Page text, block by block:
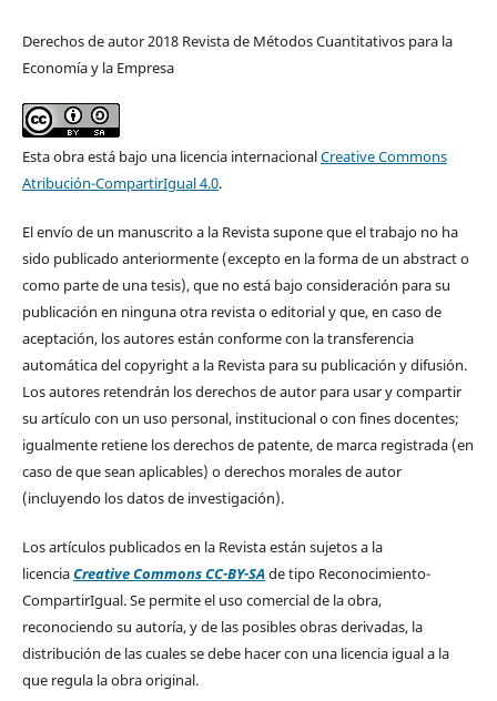
Derechos de autor 2018 Revista de Métodos Cuantitativos para la
Economía y la Empresa
Esta obra está bajo una licencia internacionalCreative Commons
Atribución-CompartirIgual 4.0.
El envío de un manuscrito a la Revista supone que el trabajo no ha
sido publicado anteriormente (excepto en la forma de un abstract o
como parte de una tesis), que no está bajo consideración para su
publicación en ninguna otra revista o editorial y que, en caso de
aceptación, los autores están conforme con la transferencia
automática del copyright a la Revista para su publicación y difusión.
Los autores retendrán los derechos de autor para usar y compartir
su artículo con un uso personal, institucional o con fines docentes;
igualmente retiene los derechos de patente, de marca registrada (en
caso de que sean aplicables) o derechos morales de autor
(incluyendo los datos de investigación).
Los artículos publicados en la Revista están sujetos a la
licenciaCreative Commons CC-BY-SAde tipo Reconocimiento-
CompartirIgual. Se permite el uso comercial de la obra,
reconociendo su autoría, y de las posibles obras derivadas, la
distribución de las cuales se debe hacer con una licencia igual a la
que regula la obra original.